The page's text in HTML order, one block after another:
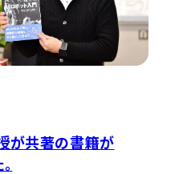
が共著の書籍が